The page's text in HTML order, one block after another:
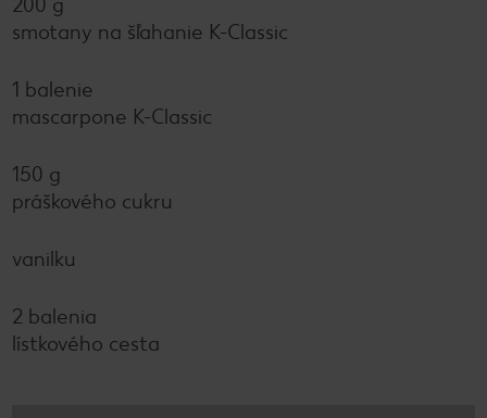
smotany na šľahanie K-Classic
1 balenie
mascarpone K-Classic
150 g
práškového cukru
vanilku
2 balenia
lístkového cesta